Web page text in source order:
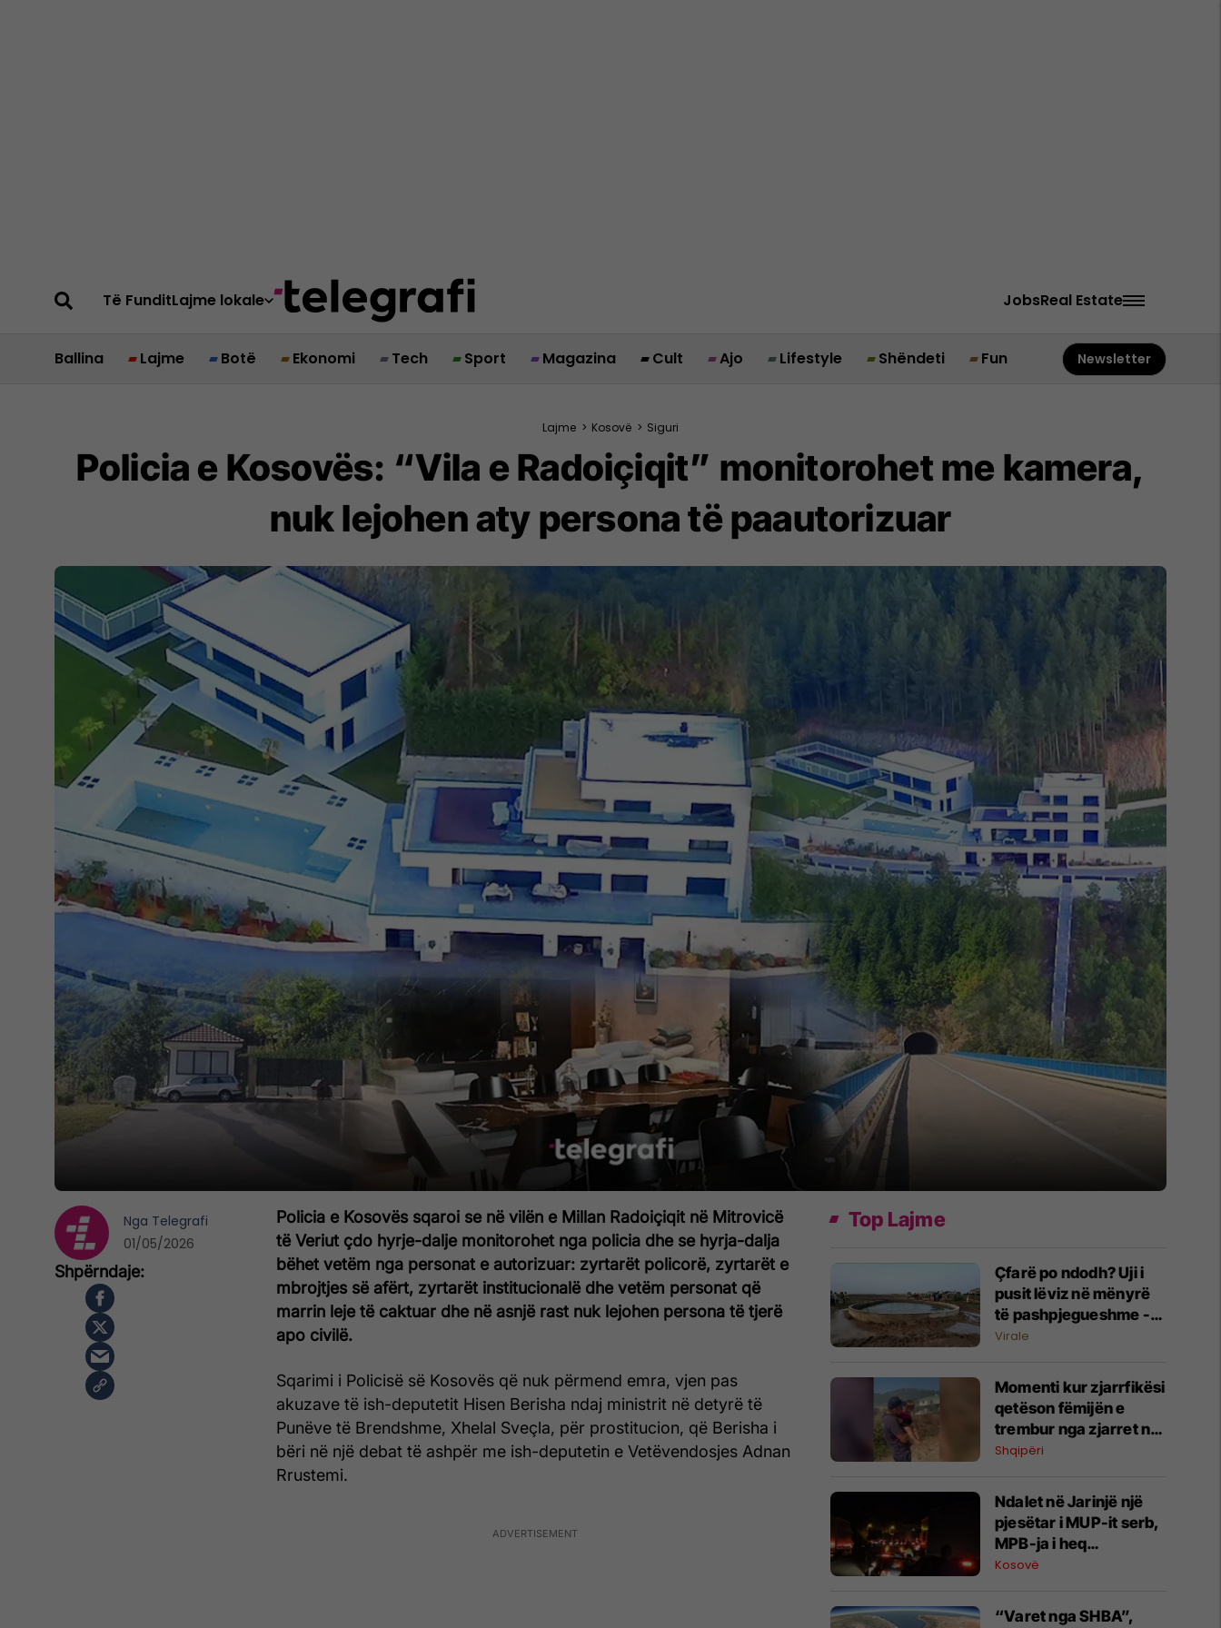
Të FunditLajme lokale JobsReal Estate
Ballina Lajme Botë Ekonomi Tech Sport Magazina Cult Ajo Lifestyle Shëndeti Fun Newsletter
Lajme > Kosovë > Siguri
Policia e Kosovës: “Vila e Radoiçiqit” monitorohet me kamera,
nuk lejohen aty persona të paautorizuar
Policia e Kosovës sqaroi se në vilën e Millan Radoiçiqit në Mitrovicë
të Veriut çdo hyrje-dalje monitorohet nga policia dhe se hyrja-dalja
bëhet vetëm nga personat e autorizuar: zyrtarët policorë, zyrtarët e
mbrojtjes së afërt, zyrtarët institucionalë dhe vetëm personat që
marrin leje të caktuar dhe në asnjë rast nuk lejohen persona të tjerë
apo civilë.
Sqarimi i Policisë së Kosovës që nuk përmend emra, vjen pas
akuzave të ish-deputetit Hisen Berisha ndaj ministrit në detyrë të
Punëve të Brendshme, Xhelal Sveçla, për prostitucion, që Berisha i
bëri në një debat të ashpër me ish-deputetin e Vetëvendosjes Adnan
Rrustemi.
Nga Telegrafi
01/05/2026
Top Lajme
Çfarë po ndodh? Uji i
pusit lëviz në mënyrë
të pashpjegueshme -
banorët në Indi të
Virale
Momenti kur zjarrfikësi
qetëson fëmijën e
trembur nga zjarret në
Mallakastër,
Shqipëri
Ndalet në Jarinjë një
pjesëtar i MUP-it serb,
MPB-ja i heq
shtetësinë e Kosovës
Kosovë
“Varet nga SHBA”,